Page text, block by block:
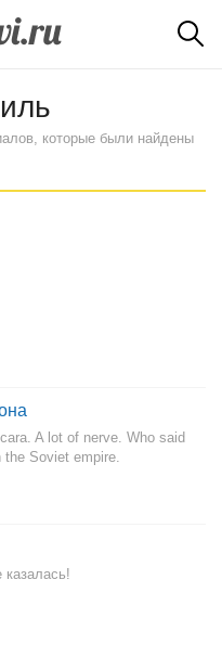
которые были найдены
A lot of nerve. Who said
the Soviet empire.